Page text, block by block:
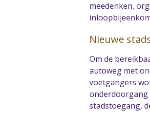
meedenken,
Nieuwe
Om de
autoweg met
voetgangers
onderdoorgang
stadstoegang,